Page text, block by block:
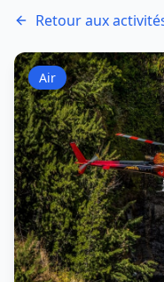
Retour aux
Air